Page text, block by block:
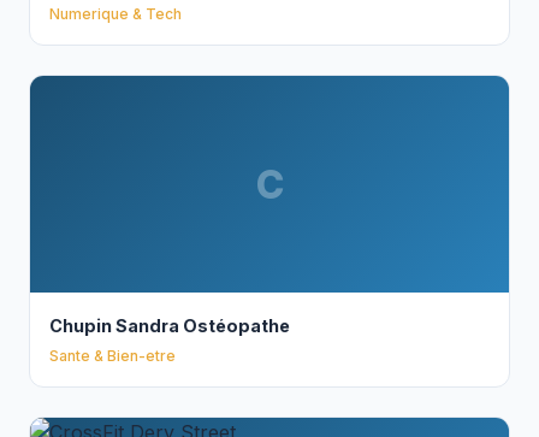
Numerique & Tech
C
Chupin Sandra Ostéopathe
Sante & Bien-etre